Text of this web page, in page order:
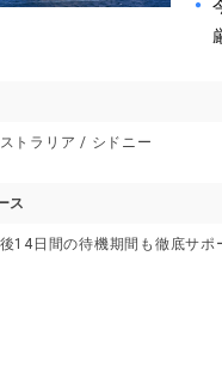
トラリア / シドニー
ス
14日間の待機期間も徹底サポ